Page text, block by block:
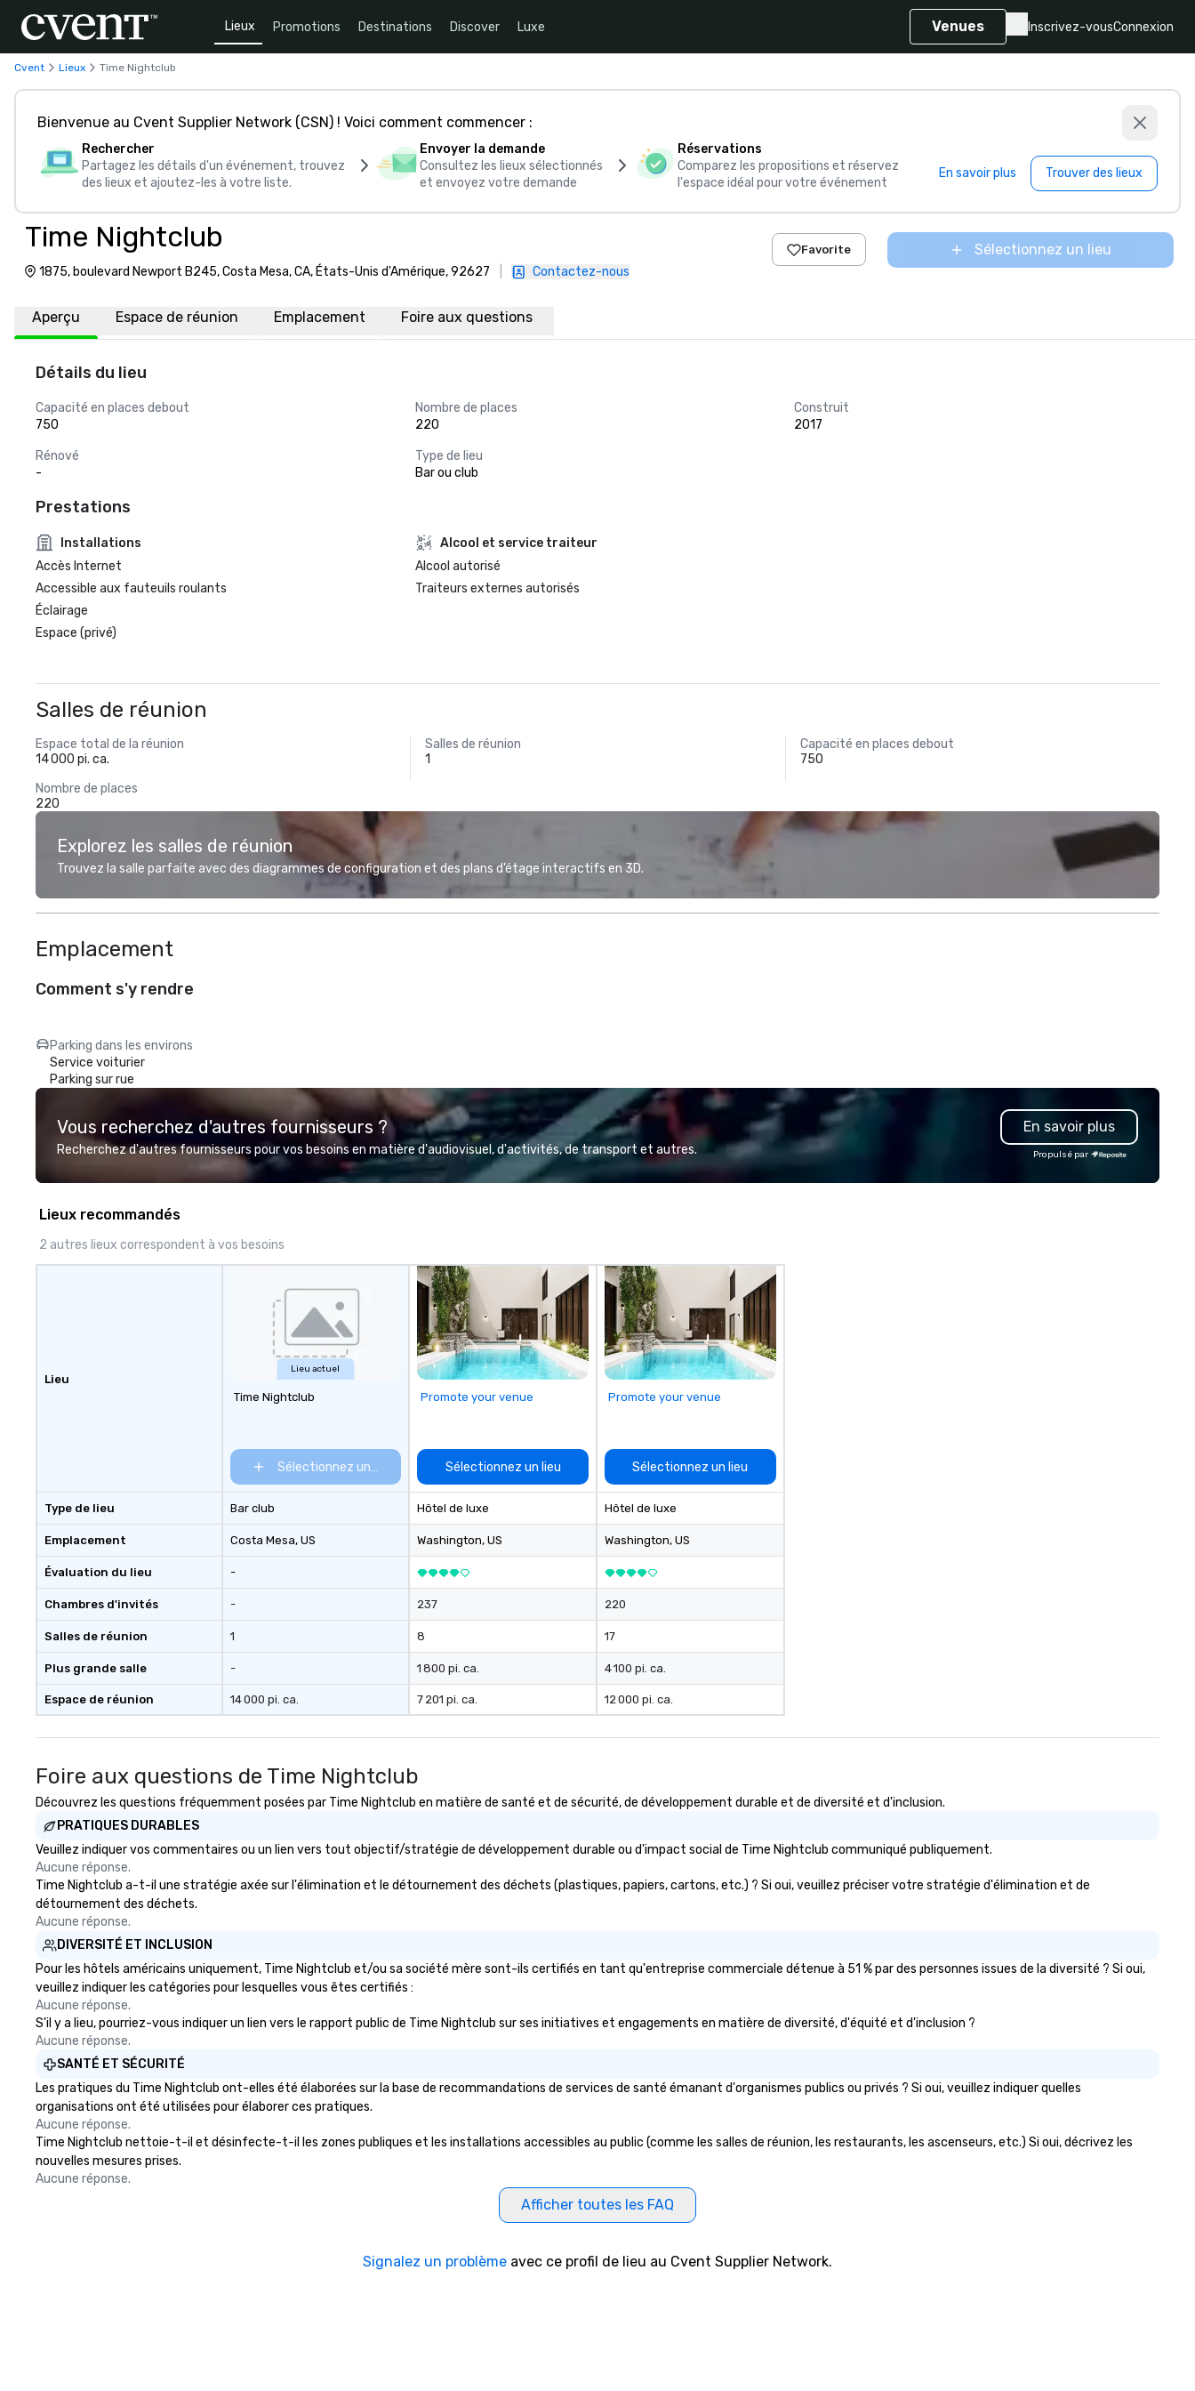
Lieux Promotions Destinations Discover Luxe Venues Inscrivez-vousConnexion
Cvent Lieux Time Nightclub
Bienvenue au Cvent Supplier Network (CSN) ! Voici comment commencer :
Rechercher
Partagez les détails d'un événement, trouvez
des lieux et ajoutez-les à votre liste.
Envoyer la demande
Consultez les lieux sélectionnés
et envoyez votre demande
Réservations
Comparez les propositions et réservez
l'espace idéal pour votre événement
En savoir plus Trouver des lieux
Time Nightclub
1875, boulevard Newport B245, Costa Mesa, CA, États-Unis d'Amérique, 92627 Contactez-nous
Favorite Sélectionnez un lieu
Aperçu Espace de réunion Emplacement Foire aux questions
Détails du lieu
Capacité en places debout
750
Nombre de places
220
Construit
2017
Rénové
-
Type de lieu
Bar ou club
Prestations
Installations
Accès Internet
Accessible aux fauteuils roulants
Éclairage
Espace (privé)
Alcool et service traiteur
Alcool autorisé
Traiteurs externes autorisés
Salles de réunion
Espace total de la réunion
14 000 pi. ca.
Salles de réunion
1
Capacité en places debout
750
Nombre de places
220
Explorez les salles de réunion
Trouvez la salle parfaite avec des diagrammes de configuration et des plans d’étage interactifs en 3D.
Emplacement
Comment s'y rendre
Parking dans les environs
Service voiturier
Parking sur rue
Vous recherchez d'autres fournisseurs ?
Recherchez d'autres fournisseurs pour vos besoins en matière d'audiovisuel, d'activités, de transport et autres.
En savoir plus
Propulsé par
Lieux recommandés
2 autres lieux correspondent à vos besoins
Lieu
Type de lieu
Emplacement
Évaluation du lieu
Chambres d'invités
Salles de réunion
Plus grande salle
Espace de réunion
Lieu actuel
Time Nightclub
Sélectionnez un lieu
Bar club
Costa Mesa, US
-
-
1
-
14 000 pi. ca.
Promote your venue
Sélectionnez un lieu
Hôtel de luxe
Washington, US
237
8
1 800 pi. ca.
7 201 pi. ca.
Promote your venue
Sélectionnez un lieu
Hôtel de luxe
Washington, US
220
17
4 100 pi. ca.
12 000 pi. ca.
Foire aux questions de Time Nightclub
Découvrez les questions fréquemment posées par Time Nightclub en matière de santé et de sécurité, de développement durable et de diversité et d'inclusion.
PRATIQUES DURABLES
Veuillez indiquer vos commentaires ou un lien vers tout objectif/stratégie de développement durable ou d'impact social de Time Nightclub communiqué publiquement.
Aucune réponse.
Time Nightclub a-t-il une stratégie axée sur l'élimination et le détournement des déchets (plastiques, papiers, cartons, etc.) ? Si oui, veuillez préciser votre stratégie d'élimination et de
détournement des déchets.
Aucune réponse.
DIVERSITÉ ET INCLUSION
Pour les hôtels américains uniquement, Time Nightclub et/ou sa société mère sont-ils certifiés en tant qu'entreprise commerciale détenue à 51 % par des personnes issues de la diversité ? Si oui,
veuillez indiquer les catégories pour lesquelles vous êtes certifiés :
Aucune réponse.
S'il y a lieu, pourriez-vous indiquer un lien vers le rapport public de Time Nightclub sur ses initiatives et engagements en matière de diversité, d'équité et d'inclusion ?
Aucune réponse.
SANTÉ ET SÉCURITÉ
Les pratiques du Time Nightclub ont-elles été élaborées sur la base de recommandations de services de santé émanant d'organismes publics ou privés ? Si oui, veuillez indiquer quelles
organisations ont été utilisées pour élaborer ces pratiques.
Aucune réponse.
Time Nightclub nettoie-t-il et désinfecte-t-il les zones publiques et les installations accessibles au public (comme les salles de réunion, les restaurants, les ascenseurs, etc.) Si oui, décrivez les
nouvelles mesures prises.
Aucune réponse.
Afficher toutes les FAQ
Signalez un problème avec ce profil de lieu au Cvent Supplier Network.